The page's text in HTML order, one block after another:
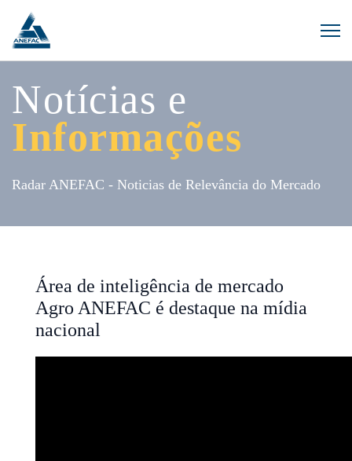
Notícias e
Informações
Radar ANEFAC - Noticias de Relevância do Mercado
Área de inteligência de mercado
Agro ANEFAC é destaque na mídia
nacional